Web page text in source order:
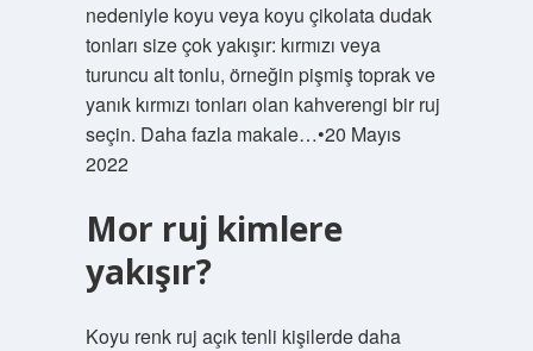
nedeniyle koyu veya koyu çikolata dudak
tonları size çok yakışır: kırmızı veya
turuncu alt tonlu, örneğin pişmiş toprak ve
yanık kırmızı tonları olan kahverengi bir ruj
seçin. Daha fazla makale…•20 Mayıs
2022
Mor ruj kimlere
yakışır?
Koyu renk ruj açık tenli kişilerde daha